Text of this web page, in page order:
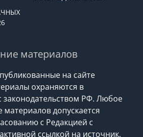
материалов
на сайте
охраняются в
законодательством РФ. Любое
материалов допускается
с Редакцией с
ссылкой на источник.